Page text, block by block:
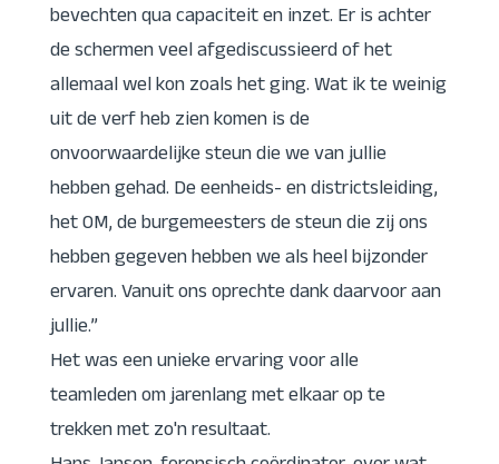
bevechten qua capaciteit en inzet. Er is achter
de schermen veel afgediscussieerd of het
allemaal wel kon zoals het ging. Wat ik te weinig
uit de verf heb zien komen is de
onvoorwaardelijke steun die we van jullie
hebben gehad. De eenheids- en districtsleiding,
het OM, de burgemeesters de steun die zij ons
hebben gegeven hebben we als heel bijzonder
ervaren. Vanuit ons oprechte dank daarvoor aan
jullie.”
Het was een unieke ervaring voor alle
teamleden om jarenlang met elkaar op te
trekken met zo'n resultaat.